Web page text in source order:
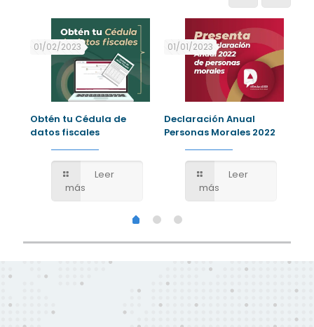
01/02/2023
Obtén tu Cédula de
datos fiscales
Leer
más
01/01/2023
Declaración Anual
Personas Morales 2022
Leer
más